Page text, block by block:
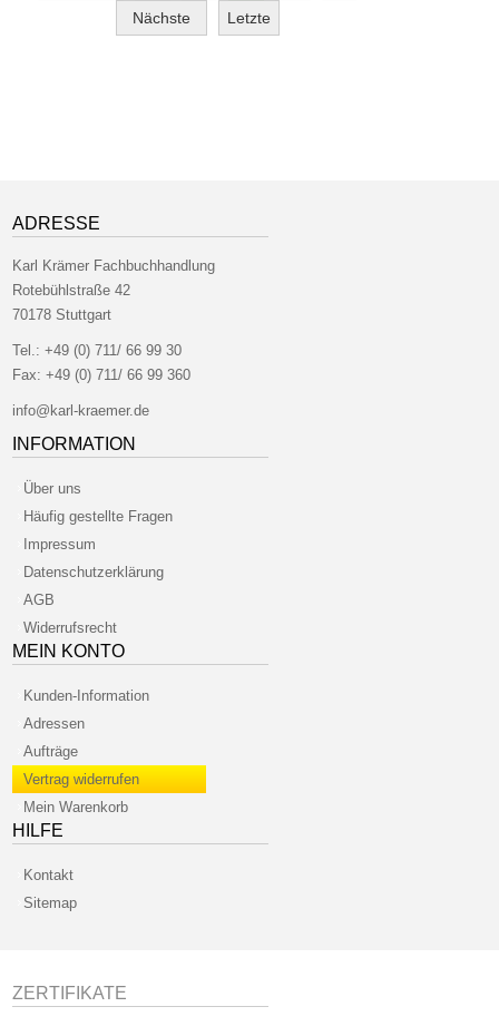
Nächste
Letzte
ADRESSE
Karl Krämer Fachbuchhandlung
Rotebühlstraße 42
70178 Stuttgart
Tel.:+49 (0) 711/ 66 99 30
Fax: +49 (0) 711/ 66 99 360
info@karl-kraemer.de
INFORMATION
Über uns
Häufig gestellte Fragen
Impressum
Datenschutzerklärung
AGB
Widerrufsrecht
MEIN KONTO
Kunden-Information
Adressen
Aufträge
Vertrag widerrufen
Mein Warenkorb
HILFE
Kontakt
Sitemap
ZERTIFIKATE